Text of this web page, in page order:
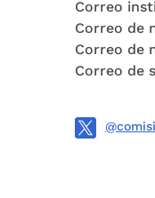
Correo
Correo de
Correo de
Correo de